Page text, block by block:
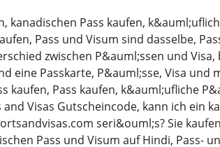
kanadischen Pass kaufen,
Pass und Visum sind dasselbe,
zwischen P&auml;ssen und
eine Passkarte, P&auml;sse, Visa
kaufen, Pass kaufen, k&auml;ufliche
and Visas Gutscheincode, kann ich ein
seri&ouml;s? Sie
Pass und Visum auf Hindi, Pass-